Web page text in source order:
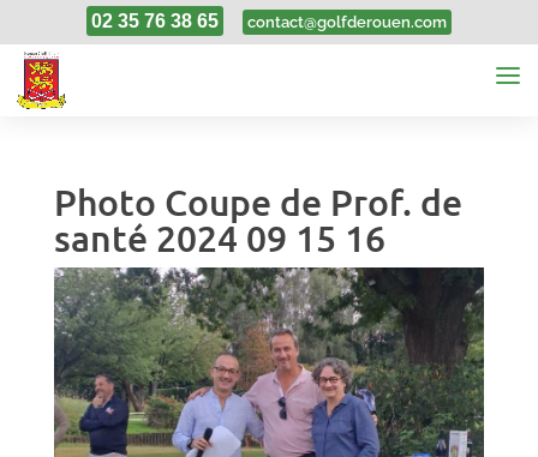
02 35 76 38 65 contact@golfderouen.com
Photo Coupe de Prof. de
santé 2024 09 15 16
21, Sep, 2024